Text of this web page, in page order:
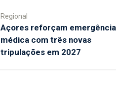
Regional
Açores reforçam emergência
médica com três novas
tripulações em 2027